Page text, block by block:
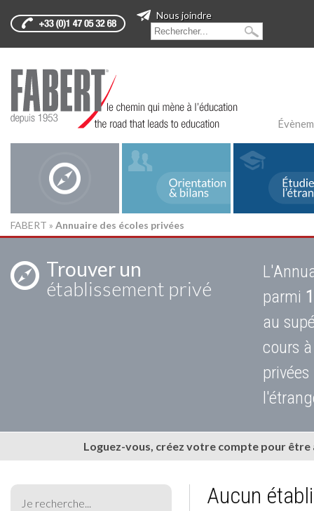
Nous joindre
FABERT » Annuaire des écoles privées
Trouver un
établissement privé
parmi
au
cours
Loguez-vous, créez votre compte pour
Je recherche... Aucun